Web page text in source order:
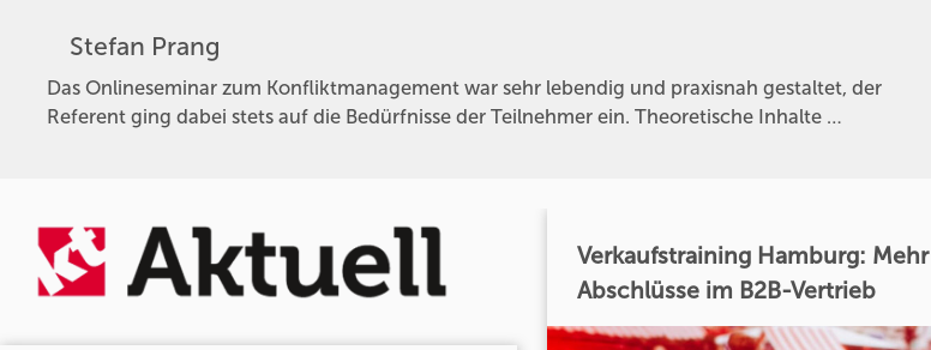
Stefan Prang
Das Onlineseminar zum Konfliktmanagement war sehr lebendig und praxisnah gestaltet, der
Referent ging dabei stets auf die Bedürfnisse der Teilnehmer ein. Theoretische Inhalte …
Verkaufstraining Hamburg: Mehr
Abschlüsse im B2B-Vertrieb